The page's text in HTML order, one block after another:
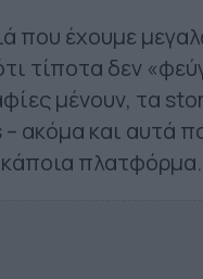
που έχουμε
τίποτα δεν
μένουν, τα
ακόμα και αυτά
πλατφόρμα.